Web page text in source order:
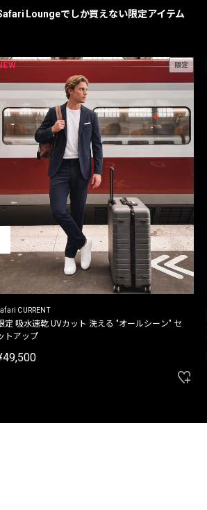
Loungeでしか買えない限定アイテム
限定
CURRENT
定 吸水速乾 UVカット 洗える "オールシーン" セ
トアップ